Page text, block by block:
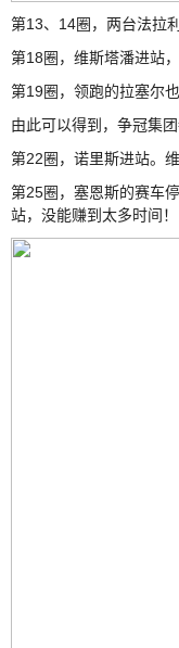
第13、14圈，两台法拉
第18圈，维斯塔潘进站
第19圈，领跑的拉塞尔
由此可以得到，争冠集
第22圈，诺里斯进站。
第25圈，塞恩斯的赛车
站，没能赚到太多时间！